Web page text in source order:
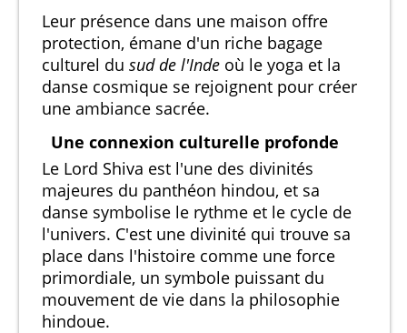
Leur présence dans une maison offre
protection, émane d'un riche bagage
culturel du sud de l'Inde où le yoga et la
danse cosmique se rejoignent pour créer
une ambiance sacrée.
Une connexion culturelle profonde
Le Lord Shiva est l'une des divinités
majeures du panthéon hindou, et sa
danse symbolise le rythme et le cycle de
l'univers. C'est une divinité qui trouve sa
place dans l'histoire comme une force
primordiale, un symbole puissant du
mouvement de vie dans la philosophie
hindoue.